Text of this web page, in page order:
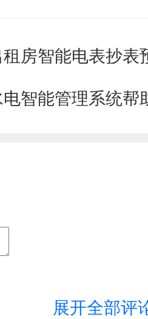
租房智能电表抄
智能管理系统帮
展开全部评